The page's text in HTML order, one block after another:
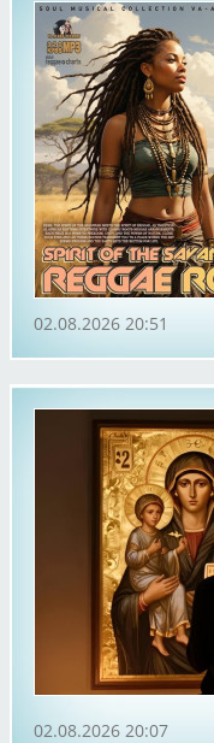
02.08.2026 20:51
02.08.2026 20:07